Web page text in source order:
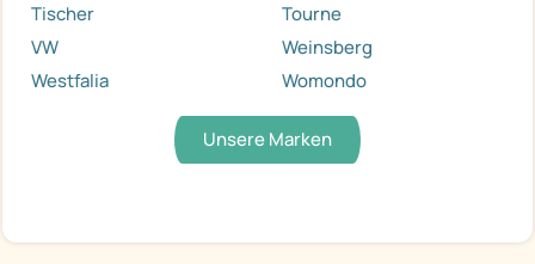
Tischer
Tourne
VW
Weinsberg
Westfalia
Womondo
Unsere Marken